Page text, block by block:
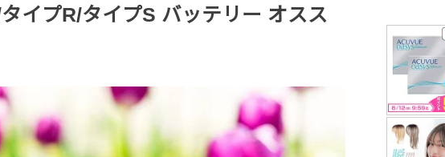
イプR/タイプS バッテリー オスス